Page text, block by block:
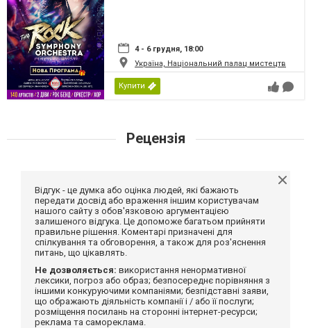
4 - 6 грудня, 18:00
Україна, Національний палац мистецтв
Купити
Рецензія
Відгук - це думка або оцінка людей, які бажають
передати досвід або враження іншим користувачам
нашого сайту з обов'язковою аргументацією
залишеного відгука. Це допоможе багатьом прийняти
правильне рішення. Коментарі призначені для
спілкування та обговорення, а також для роз'яснення
питань, що цікавлять.
Не дозволяється: використання ненормативної
лексики, погроз або образ; безпосереднє порівняння з
іншими конкуруючими компаніями; безпідставні заяви,
що ображають діяльність компанії і / або її послуги;
розміщення посилань на сторонні інтернет-ресурси;
реклама та самореклама.